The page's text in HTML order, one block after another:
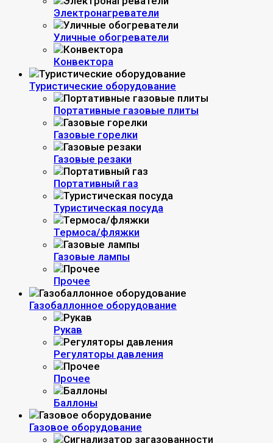
Электронагреватели
Уличные обогреватели
Конвектора
Туристические оборудование
Портативные газовые плиты
Газовые горелки
Газовые резаки
Портативный газ
Туристическая посуда
Термоса/фляжки
Газовые лампы
Прочее
Газобаллонное оборудование
Рукав
Регуляторы давления
Прочее
Баллоны
Газовое оборудование